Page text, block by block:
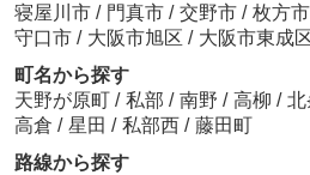
寝屋川市 / 門真市 / 交野市 / 枚方市
守口市 / 大阪市旭区 / 大阪市東成
町名から探す
天野が原町 / 私部 / 南野 / 高柳 / 北
高倉 / 星田 / 私部西 / 藤田町
路線から探す